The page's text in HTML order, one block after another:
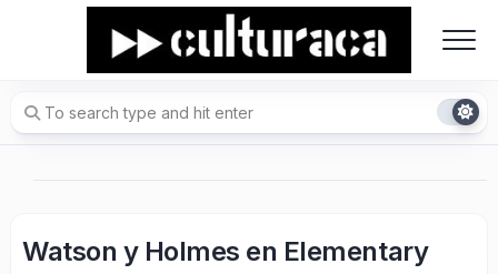
Watson y Holmes en Elementary